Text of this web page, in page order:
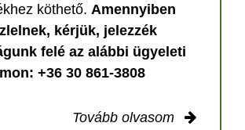
köthető. Amennyiben
kérjük, jelezzék
felé az alábbi ügyeleti
+36 30 861-3808
Tovább olvasom